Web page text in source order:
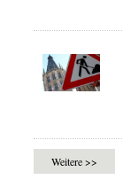
Weitere >>